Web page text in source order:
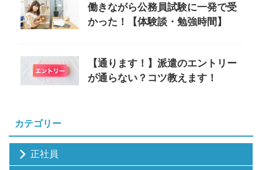
働きながら公務員試験に一発で受
かった！【体験談・勉強時間】
【通ります！】派遣のエントリー
が通らない？コツ教えます！
カテゴリー
正社員